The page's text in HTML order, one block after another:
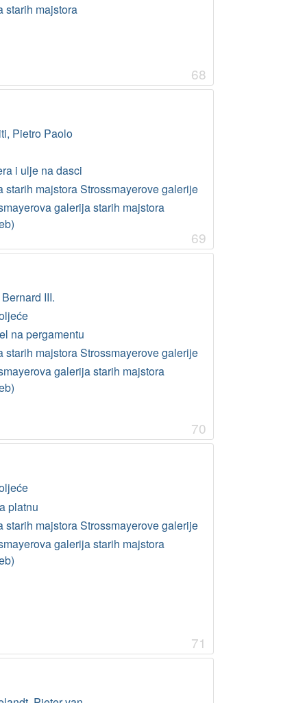
starih majstora
68
Pietro Paolo
i ulje na dasci
starih majstora Strossmayerove galerije
galerija starih majstora
69
III.
na pergamentu
starih majstora Strossmayerove galerije
galerija starih majstora
70
platnu
starih majstora Strossmayerove galerije
galerija starih majstora
71